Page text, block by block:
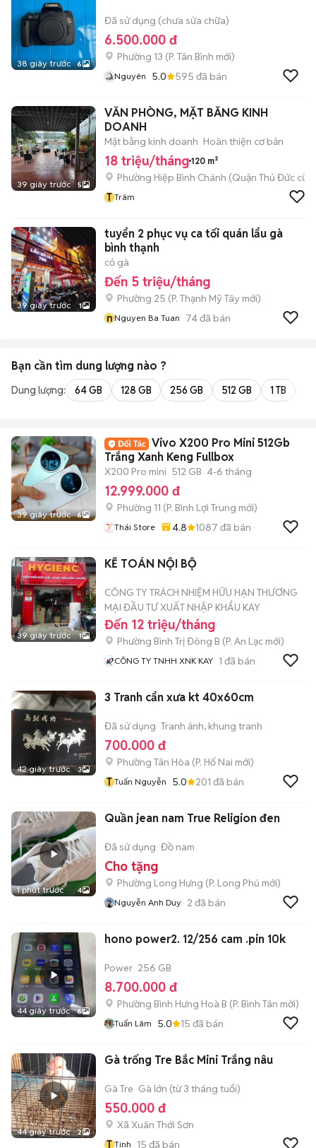
38 giây trước 6
Đã sử dụng (chưa sửa chữa)
6.500.000 đ
Phường 13 (P. Tân Bình mới)
Nguyên 5.0 595 đã bán
39 giây trước 5
VĂN PHÒNG, MẶT BẰNG KINH
DOANH
Mặt bằng kinh doanh Hoàn thiện cơ bản
18 triệu/tháng 120 m²
Phường Hiệp Bình Chánh (Quận Thủ Đức cũ)
T Trâm
39 giây trước 1
tuyển 2 phục vụ ca tối quán lẩu gà
bình thạnh
cỏ gà
Đến 5 triệu/tháng
Phường 25 (P. Thạnh Mỹ Tây mới)
nNguyen Ba Tuan 74đã bán
Bạn cần tìm dung lượng nào ?
Dung lượng: 64 GB 128 GB 256 GB 512 GB 1 TB
39 giây trước 6
Vivo X200 Pro Mini 512Gb
Trắng Xanh Keng Fullbox
X200 Pro mini 512 GB 4-6 tháng
12.999.000 đ
Phường 11 (P. Bình Lợi Trung mới)
Thái Store 4.8 1087 đã bán
39 giây trước 1
KẾ TOÁN NỘI BỘ
CÔNG TY TRÁCH NHIỆM HỮU HẠN THƯƠNG
MẠI ĐẦU TƯ XUẤT NHẬP KHẨU KAY
Đến 12 triệu/tháng
Phường Bình Trị Đông B (P. An Lạc mới)
CÔNG TY TNHH XNK KAY 1 đã bán
42 giây trước 3
3 Tranh cẩn xưa kt 40x60cm
Đã sử dụng Tranh ảnh, khung tranh
700.000 đ
Phường Tân Hòa (P. Hố Nai mới)
T Tuấn Nguyễn 5.0 201 đã bán
1 phút trước 4
Quần jean nam True Religion đen
Đã sử dụng Đồ nam
Cho tặng
Phường Long Hưng (P. Long Phú mới)
Nguyễn Anh Duy 2 đã bán
44 giây trước 6
hono power2. 12/256 cam .pin 10k
Power 256 GB
8.700.000 đ
Phường Bình Hưng Hoà B (P. Bình Tân mới)
Tuấn Lâm 5.0 15 đã bán
44 giây trước 2
Gà trống Tre Bắc Mini Trắng nâu
Gà Tre Gà lớn (từ 3 tháng tuổi)
550.000 đ
Xã Xuân Thới Sơn
T Tinh 15 đã bán